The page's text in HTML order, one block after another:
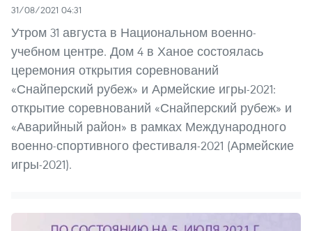
31/08/2021 04:31
Утром 31 августа в Национальном военно-
учебном центре. Дом 4 в Ханое состоялась
церемония открытия соревнований
«Снайперский рубеж» и Армейские игры-2021:
открытие соревнований «Снайперский рубеж» и
«Аварийный район» в рамках Международного
военно-спортивного фестиваля-2021 (Армейские
игры-2021).